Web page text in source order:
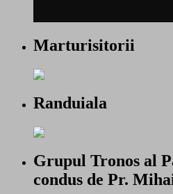
Marturisitorii
Randuiala
Grupul Tronos al
condus de Pr.